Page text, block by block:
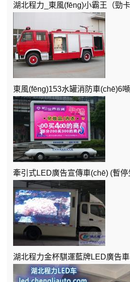
湖北程力_東風(fēng)小霸王（勁
東風(fēng)153水罐消防車(chē)6噸
牽引式LED廣告宣傳車(chē) (暫
湖北程力金杯騏運藍牌LED廣告